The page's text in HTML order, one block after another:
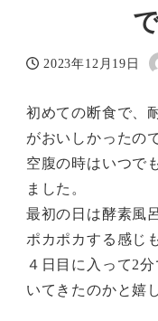
投稿日
2023年12月19日
初めての断食で、
がおいしかったの
空腹の時はいつで
ました。
最初の日は酵素風
ポカポカする感じ
４日目に入って2
いてきたのかと嬉